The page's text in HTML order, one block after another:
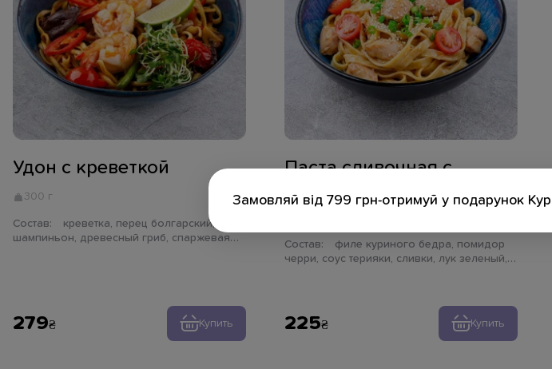
Замовляй від 799 грн-отримуй у подарунок
Удон с креветкой
300 г
Состав:
шампиньон, древесный гриб, спаржевая
279 Купить
Паста сливочная с
Состав:
черри, соус терияки, сливки, лук зеленый,
225 Купить